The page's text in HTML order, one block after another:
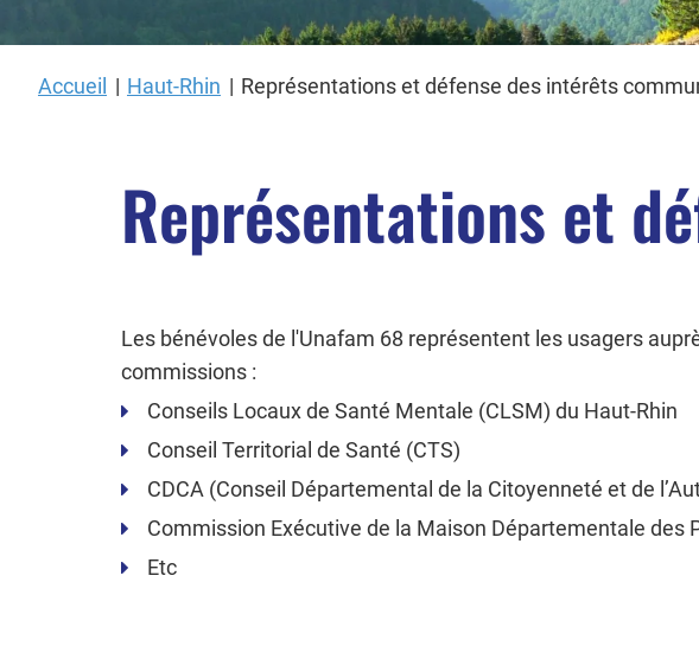
Accueil Haut-Rhin Représentations et défense des intérêts
Représentations et
Les bénévoles de l'Unafam 68 représentent les usagers
commissions :
Conseils Locaux de Santé Mentale (CLSM) du Haut-Rhin
Conseil Territorial de Santé (CTS)
CDCA (Conseil Départemental de la Citoyenneté et de
Commission Exécutive de la Maison Départementale des
Etc